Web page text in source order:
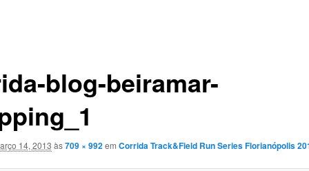
blog-beiramar-
14, 2013 às709 × 992em Corrida Track&Field Run Series Florianópolis